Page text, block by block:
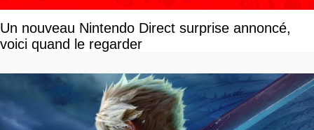
Un nouveau Nintendo Direct surprise annoncé,
voici quand le regarder